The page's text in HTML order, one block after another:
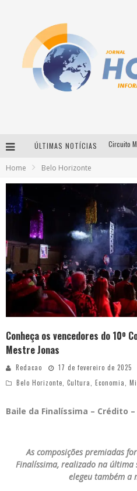
ÚLTIMAS NOTÍCIAS
Home Belo Horizonte
Conheça os vencedores do 10º
Mestre Jonas
Redacao
17 de fevereiro de 2025
Belo Horizonte, Cultura, Economia,
Baile da Finalíssima – Crédito
As composições premiadas
Finalíssima, realizado na última
elegeu também a